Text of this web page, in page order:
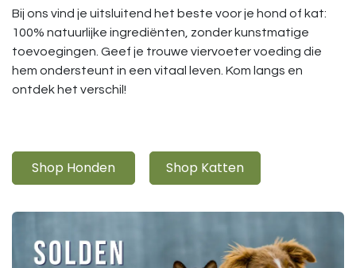
Bij ons vind je uitsluitend het beste voor je hond of kat:
100% natuurlijke ingrediënten, zonder kunstmatige
toevoegingen. Geef je trouwe viervoeter voeding die
hem ondersteunt in een vitaal leven. Kom langs en
ontdek het verschil!
Shop Honden Shop Katten